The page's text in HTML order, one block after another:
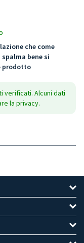
che come
bene si
prodotto
verificati. Alcuni dati
la privacy.